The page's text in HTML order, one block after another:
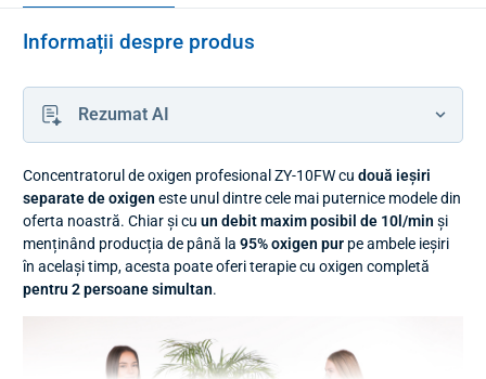
Informații despre produs
Rezumat AI
Concentratorul de oxigen profesional ZY-10FW cu două ieșiri
separate de oxigen este unul dintre cele mai puternice modele din
oferta noastră. Chiar și cu un debit maxim posibil de 10l/min și
menținând producția de până la 95% oxigen pur pe ambele ieșiri
în același timp, acesta poate oferi terapie cu oxigen completă
pentru 2 persoane simultan.